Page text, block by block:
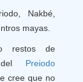
Nakbé,
mayas.
restos de
del Preiodo
cree que no